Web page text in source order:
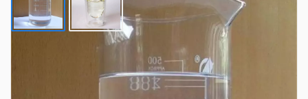
Jarabe De Glucosa Líquida De Calidad
Alimentaria 81% DE 40-60 CAS 50-99-7
La glucosa es un azúcar de seis carbonos que contiene grupos aldehído y es